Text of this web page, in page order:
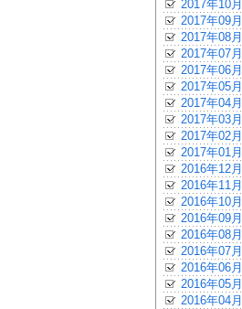
2017年10月
2017年09月
2017年08月
2017年07月
2017年06月
2017年05月
2017年04月
2017年03月
2017年02月
2017年01月
2016年12月
2016年11月
2016年10月
2016年09月
2016年08月
2016年07月
2016年06月
2016年05月
2016年04月